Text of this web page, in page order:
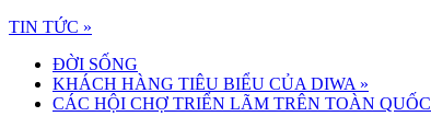
TIN TỨC »
ĐỜI SỐNG
KHÁCH HÀNG TIÊU BIỂU CỦA DIWA »
CÁC HỘI CHỢ TRIỂN LÃM TRÊN TOÀN QUỐC